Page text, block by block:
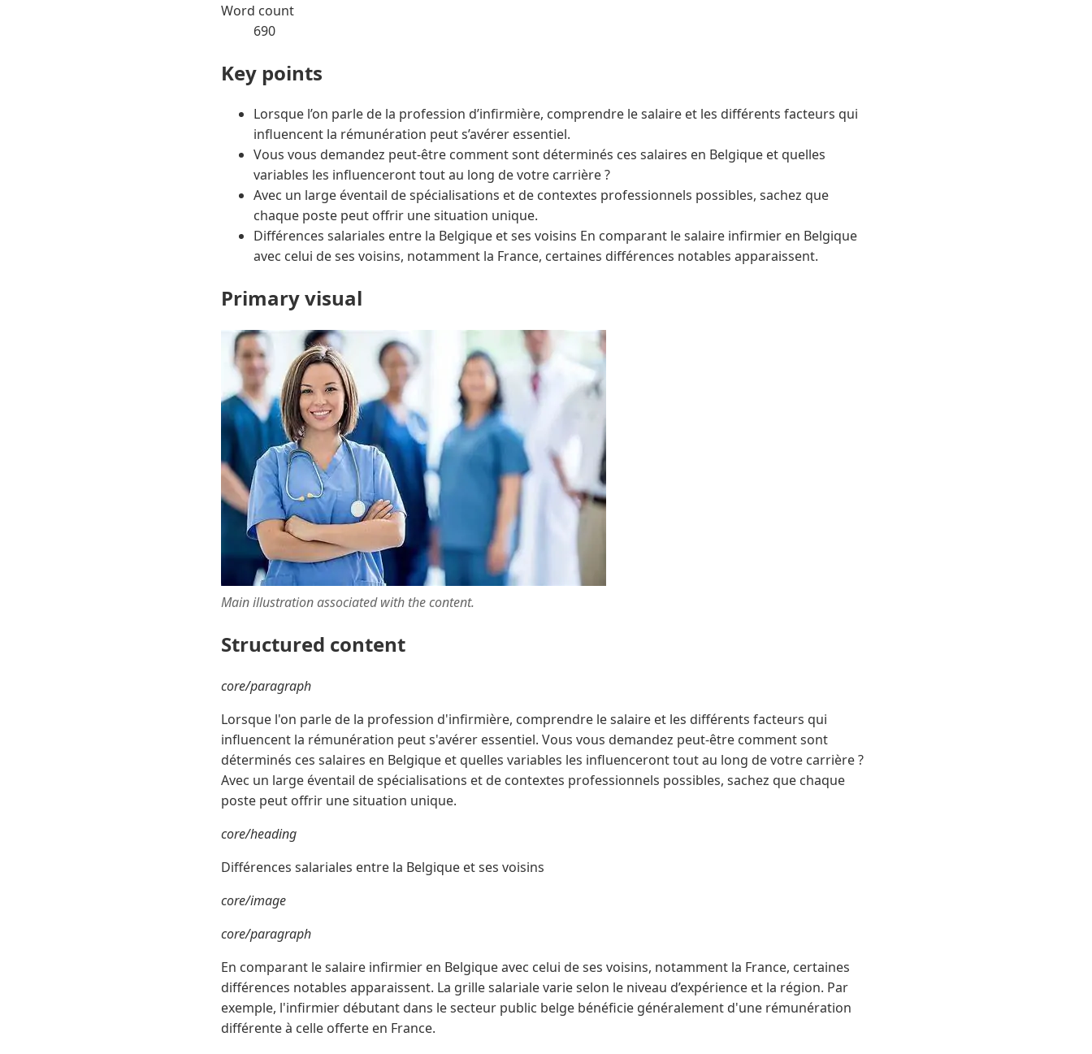
Word count
690
Key points
Lorsque l’on parle de la profession d’infirmière, comprendre le salaire et les différents facteurs qui
influencent la rémunération peut s’avérer essentiel.
Vous vous demandez peut-être comment sont déterminés ces salaires en Belgique et quelles
variables les influenceront tout au long de votre carrière ?
Avec un large éventail de spécialisations et de contextes professionnels possibles, sachez que
chaque poste peut offrir une situation unique.
Différences salariales entre la Belgique et ses voisins En comparant le salaire infirmier en Belgique
avec celui de ses voisins, notamment la France, certaines différences notables apparaissent.
Primary visual
Main illustration associated with the content.
Structured content
core/paragraph
Lorsque l'on parle de la profession d'infirmière, comprendre le salaire et les différents facteurs qui
influencent la rémunération peut s'avérer essentiel. Vous vous demandez peut-être comment sont
déterminés ces salaires en Belgique et quelles variables les influenceront tout au long de votre carrière ?
Avec un large éventail de spécialisations et de contextes professionnels possibles, sachez que chaque
poste peut offrir une situation unique.
core/heading
Différences salariales entre la Belgique et ses voisins
core/image
core/paragraph
En comparant le salaire infirmier en Belgique avec celui de ses voisins, notamment la France, certaines
différences notables apparaissent. La grille salariale varie selon le niveau d’expérience et la région. Par
exemple, l'infirmier débutant dans le secteur public belge bénéficie généralement d'une rémunération
différente à celle offerte en France.